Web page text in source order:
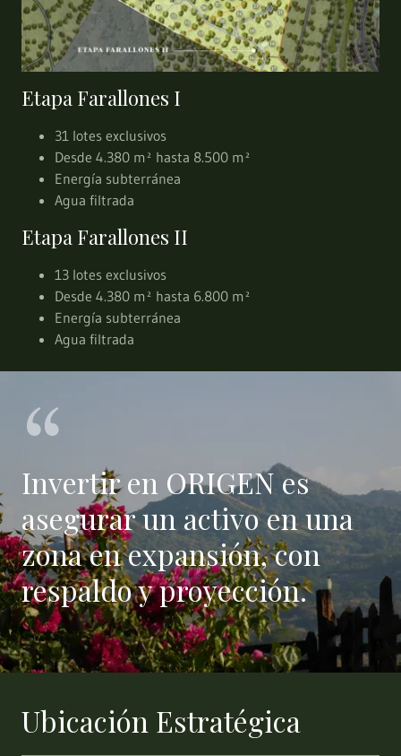
Etapa Farallones I
31 lotes exclusivos
Desde 4.380 m² hasta 8.500 m²
Energía subterránea
Agua filtrada
Etapa Farallones II
13 lotes exclusivos
Desde 4.380 m² hasta 6.800 m²
Energía subterránea
Agua filtrada
Invertir en ORIGEN es
asegurar un activo en una
zona en expansión, con
respaldo y proyección.
Ubicación Estratégica